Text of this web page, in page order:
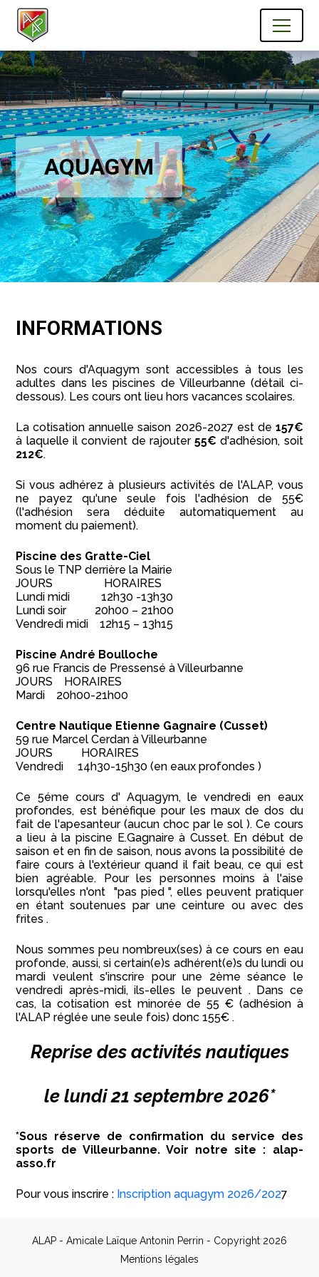
AQUAGYM
INFORMATIONS
Nos cours d'Aquagym sont accessibles à tous les
adultes dans les piscines de Villeurbanne (détail ci-
dessous). Les cours ont lieu hors vacances scolaires.
La cotisation annuelle saison 2026-2027 est de 157€
à laquelle il convient de rajouter55€ d'adhésion, soit
212€.
Si vous adhérez à plusieurs activités de l'ALAP, vous
ne payez qu'une seule fois l'adhésion de 55€
(l'adhésion sera déduite automatiquement au
moment du paiement).
Piscine des Gratte-Ciel
Sous le TNP derrière la Mairie
JOURS HORAIRES
Lundi midi 12h30 -13h30
Lundi soir 20h00 – 21h00
Vendredi midi 12h15 – 13h15
Piscine André Boulloche
96 rue Francis de Pressensé à Villeurbanne
JOURS HORAIRES
Mardi 20h00-21h00
Centre Nautique Etienne Gagnaire (Cusset)
59 rue Marcel Cerdan à Villeurbanne
JOURS HORAIRES
Vendredi 14h30-15h30 (en eaux profondes )
Ce 5éme cours d' Aquagym, le vendredi en eaux
profondes, est bénéfique pour les maux de dos du
fait de l'apesanteur (aucun choc par le sol ). Ce cours
a lieu à la piscine E.Gagnaire à Cusset. En début de
saison et en fin de saison, nous avons la possibilité de
faire cours à l'extérieur quand il fait beau, ce qui est
bien agréable. Pour les personnes moins à l'aise
lorsqu'elles n'ont "pas pied ", elles peuvent pratiquer
en étant soutenues par une ceinture ou avec des
frites .
Nous sommes peu nombreux(ses) à ce cours en eau
profonde, aussi, si certain(e)s adhérent(e)s du lundi ou
mardi veulent s'inscrire pour une 2ème séance le
vendredi après-midi, ils-elles le peuvent . Dans ce
cas, la cotisation est minorée de 55 € (adhésion à
l'ALAP réglée une seule fois) donc 155€ .
Reprise des activités nautiques
le lundi 21 septembre 2026*
*Sous réserve de confirmation du service des
sports de Villeurbanne. Voir notre site : alap-
asso.fr
Pour vous inscrire : Inscription aquagym 2026/2027
ALAP - Amicale Laïque Antonin Perrin - Copyright 2026
Mentions légales